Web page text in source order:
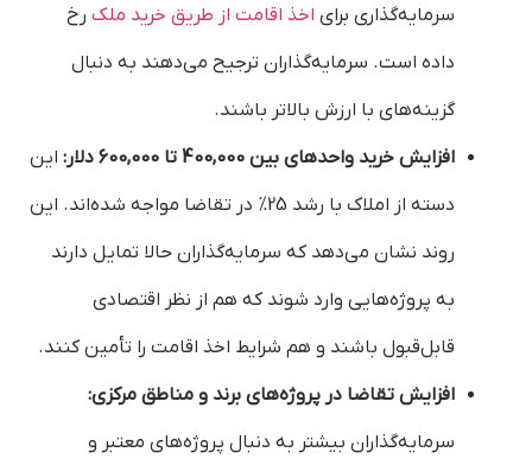
سرمایه‌گذاری برای اخذ اقامت از طریق خرید ملک رخ
داده است. سرمایه‌گذاران ترجیح می‌دهند به دنبال
گزینه‌های با ارزش بالاتر باشند.
افزایش خرید واحدهای بین 400,000 تا 600,000 دلار:
این
دسته از املاک با رشد 25% در تقاضا مواجه شده‌اند. این
روند نشان می‌دهد که سرمایه‌گذاران حالا تمایل دارند
به پروژه‌هایی وارد شوند که هم از نظر اقتصادی
قابل‌قبول باشند و هم شرایط اخذ اقامت را تأمین کنند.
افزایش تقاضا در پروژه‌های برند و مناطق مرکزی:
سرمایه‌گذاران بیشتر به دنبال پروژه‌های معتبر و